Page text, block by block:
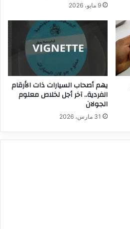
9 مايو، 2026
يهم أصحاب السيارات ذات الأرقام
الفردية.. آخر أجل لخلاص معلوم
الجولان
31 مارس، 2026